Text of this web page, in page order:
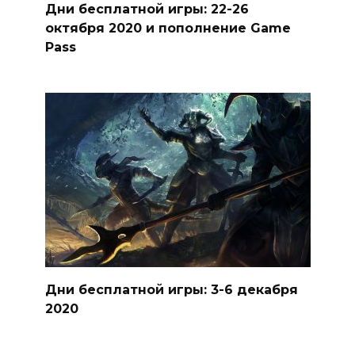
Дни бесплатной игры: 22-26
октября 2020 и пополнение Game
Pass
Дни бесплатной игры: 3-6 декабря
2020